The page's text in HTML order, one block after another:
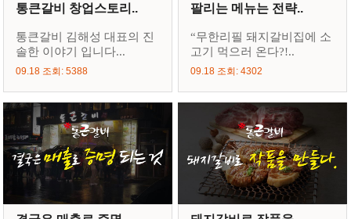
통큰갈비 창업스토리..
통큰갈비 김해성 대표의 진
솔한 이야기 입니다...
09.18 조회: 5388
팔리는 메뉴는 전략..
“무한리필 돼지갈비집에 소
고기 먹으러 온다?!..
09.18 조회: 4302